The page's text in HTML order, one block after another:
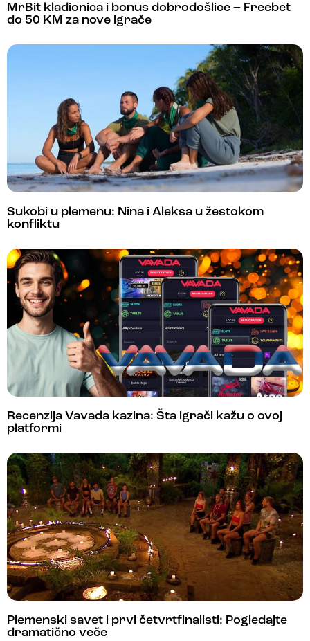
MrBit kladionica i bonus dobrodošlice – Freebet
do 50 KM za nove igrače
Sukobi u plemenu: Nina i Aleksa u žestokom
konfliktu
Recenzija Vavada kazina: Šta igrači kažu o ovoj
platformi
Plemenski savet i prvi četvrtfinalisti: Pogledajte
dramatično veče